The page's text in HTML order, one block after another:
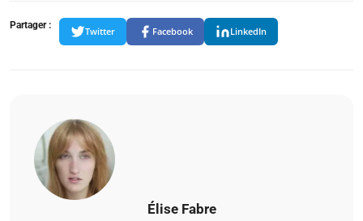
Partager :
Twitter Facebook LinkedIn
Élise Fabre